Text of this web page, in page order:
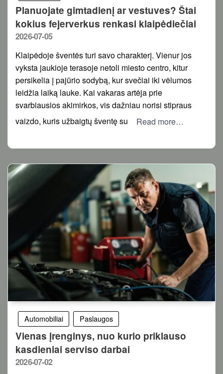
Planuojate gimtadienį ar vestuves? Štai
kokius fejerverkus renkasi klaipėdiečiai
Posted
2026-07-05
Klaipėdoje šventės turi savo charakterį. Vienur jos
vyksta jaukioje terasoje netoli miesto centro, kitur
persikelia į pajūrio sodybą, kur svečiai iki vėlumos
leidžia laiką lauke. Kai vakaras artėja prie
svarbiausios akimirkos, vis dažniau norisi stipraus
vaizdo, kuris užbaigtų šventę su
Read more…
Automobiliai Paslaugos
Vienas įrenginys, nuo kurio priklauso
kasdieniai serviso darbai
Posted
2026-07-02